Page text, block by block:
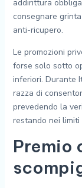
addirittura
consegnare
anti-ricupero.
Le promozioni
forse solo sotto
inferiori. Durante
razza di
prevedendo la
restando nei
Premio